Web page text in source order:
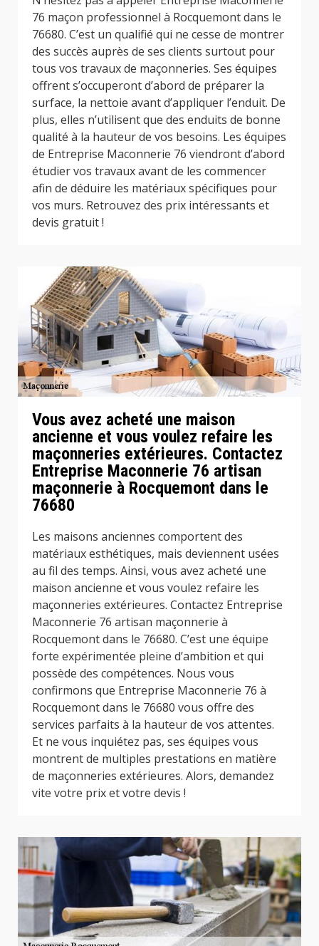
76 maçon professionnel à Rocquemont dans le
76680. C’est un qualifié qui ne cesse de montrer
des succès auprès de ses clients surtout pour
tous vos travaux de maçonneries. Ses équipes
offrent s’occuperont d’abord de préparer la
surface, la nettoie avant d’appliquer l’enduit. De
plus, elles n’utilisent que des enduits de bonne
qualité à la hauteur de vos besoins. Les équipes
de Entreprise Maconnerie 76 viendront d’abord
étudier vos travaux avant de les commencer
afin de déduire les matériaux spécifiques pour
vos murs. Retrouvez des prix intéressants et
devis gratuit !
Vous avez acheté une maison
ancienne et vous voulez refaire les
maçonneries extérieures. Contactez
Entreprise Maconnerie 76 artisan
maçonnerie à Rocquemont dans le
76680
Les maisons anciennes comportent des
matériaux esthétiques, mais deviennent usées
au fil des temps. Ainsi, vous avez acheté une
maison ancienne et vous voulez refaire les
maçonneries extérieures. Contactez Entreprise
Maconnerie 76 artisan maçonnerie à
Rocquemont dans le 76680. C’est une équipe
forte expérimentée pleine d’ambition et qui
possède des compétences. Nous vous
confirmons que Entreprise Maconnerie 76 à
Rocquemont dans le 76680 vous offre des
services parfaits à la hauteur de vos attentes.
Et ne vous inquiétez pas, ses équipes vous
montrent de multiples prestations en matière
de maçonneries extérieures. Alors, demandez
vite votre prix et votre devis !